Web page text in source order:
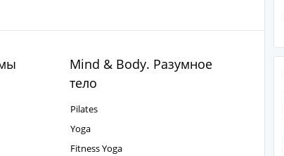
Mind & Body. Разумное
тело
Pilates
Yoga
Fitness Yoga